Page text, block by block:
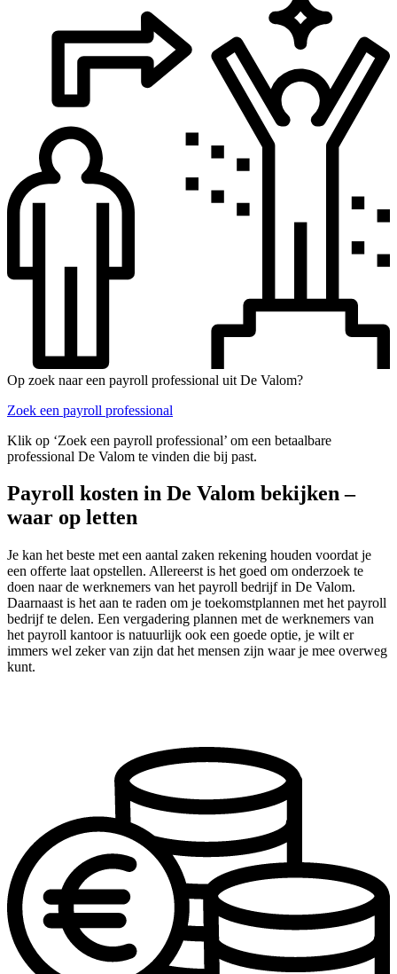
Op zoek naar een payroll professional uit De Valom?
Zoek een payroll professional
Klik op ‘Zoek een payroll professional’ om een betaalbare
professional De Valom te vinden die bij past.
Payroll kosten in De Valom bekijken –
waar op letten
Je kan het beste met een aantal zaken rekening houden voordat je
een offerte laat opstellen. Allereerst is het goed om onderzoek te
doen naar de werknemers van het payroll bedrijf in De Valom.
Daarnaast is het aan te raden om je toekomstplannen met het payroll
bedrijf te delen. Een vergadering plannen met de werknemers van
het payroll kantoor is natuurlijk ook een goede optie, je wilt er
immers wel zeker van zijn dat het mensen zijn waar je mee overweg
kunt.